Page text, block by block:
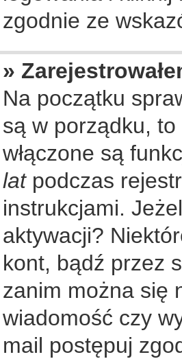
zgodnie ze
»
Na początku
są w porządku,
włączone są
latpodczas
instrukcjami.
aktywacji?
kont, bądź przez
zanim można się
wiadomość czy
mail postępuj